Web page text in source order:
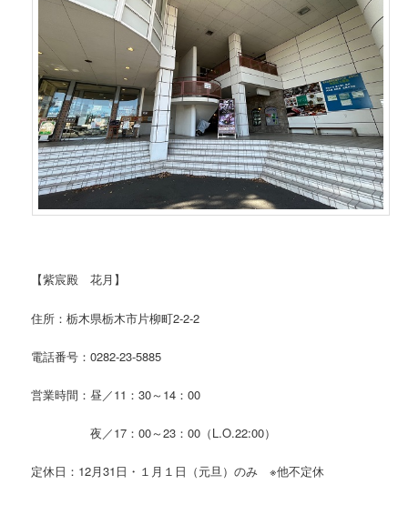
【紫宸殿 花月】
住所：栃木県栃木市片柳町2-2-2
電話番号：0282-23-5885
営業時間：昼／11：30～14：00
夜／17：00～23：00（L.O.22:00）
定休日：12月31日・１月１日（元旦）のみ ※他不定休